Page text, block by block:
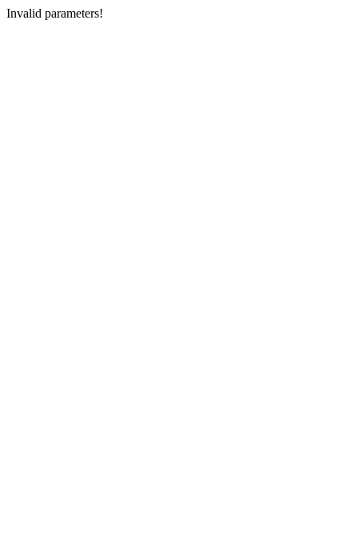
Invalid parameters!